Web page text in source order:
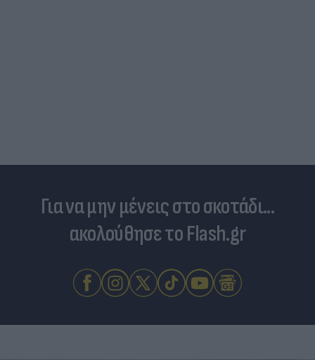
Για να μην μένεις στο σκοτάδι...
ακολούθησε το Flash.gr